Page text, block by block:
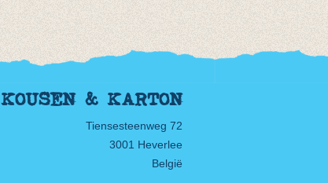
KOUSEN & KARTON
Tiensesteenweg 72
3001 Heverlee
België